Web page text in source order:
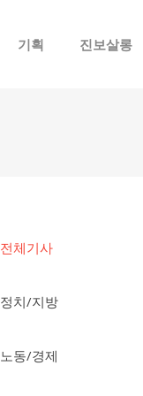
기획 진보살롱
전체기사
정치/지방
노동/경제